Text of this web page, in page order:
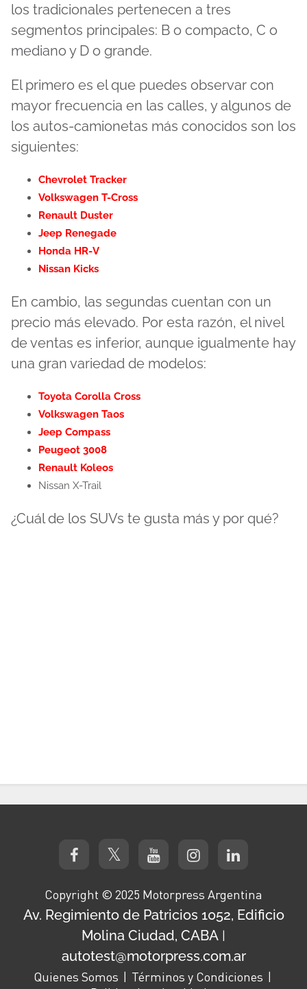
los tradicionales pertenecen a tres
segmentos principales: B o compacto, C o
mediano y D o grande.
El primero es el que puedes observar con
mayor frecuencia en las calles, y algunos de
los autos-camionetas más conocidos son los
siguientes:
Chevrolet Tracker
Volkswagen T-Cross
Renault Duster
Jeep Renegade
Honda HR-V
Nissan Kicks
En cambio, las segundas cuentan con un
precio más elevado. Por esta razón, el nivel
de ventas es inferior, aunque igualmente hay
una gran variedad de modelos:
Toyota Corolla Cross
Volkswagen Taos
Jeep Compass
Peugeot 3008
Renault Koleos
Nissan X-Trail
¿Cuál de los SUVs te gusta más y por qué?
Copyright © 2025 Motorpress Argentina
Av. Regimiento de Patricios 1052, Edificio
Molina Ciudad, CABA |
autotest@motorpress.com.ar
Quienes Somos
Términos y Condiciones